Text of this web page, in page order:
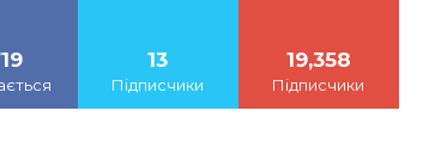
13
Підписчики
19,358
Підписчики